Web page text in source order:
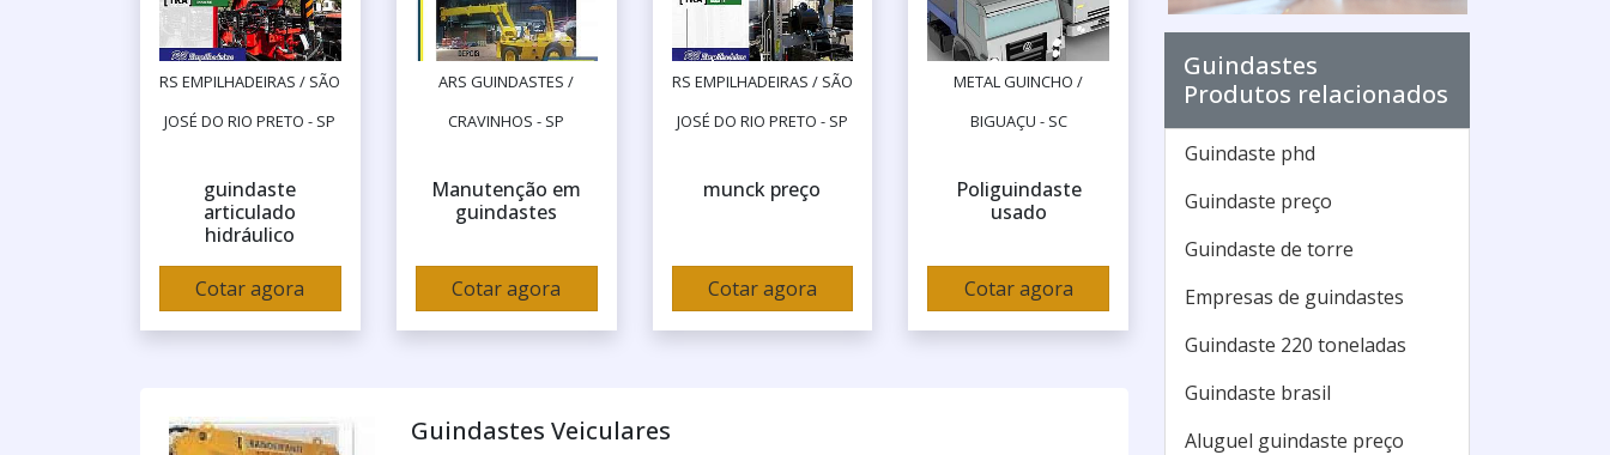
RS EMPILHADEIRAS / SÃO
JOSÉ DO RIO PRETO - SP
guindaste
articulado
hidráulico
Cotar agora
ARS GUINDASTES /
CRAVINHOS - SP
Manutenção em
guindastes
Cotar agora
RS EMPILHADEIRAS / SÃO
JOSÉ DO RIO PRETO - SP
munck preço
Cotar agora
METAL GUINCHO /
BIGUAÇU - SC
Poliguindaste
usado
Cotar agora
Guindastes Veiculares
Guindastes
Produtos relacionados
Guindaste phd
Guindaste preço
Guindaste de torre
Empresas de guindastes
Guindaste 220 toneladas
Guindaste brasil
Aluguel guindaste preço